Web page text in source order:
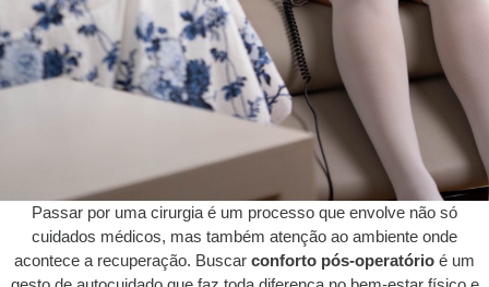
Passar por uma cirurgia é um processo que envolve não só
cuidados médicos, mas também atenção ao ambiente onde
acontece a recuperação. Buscar conforto pós-operatório é um